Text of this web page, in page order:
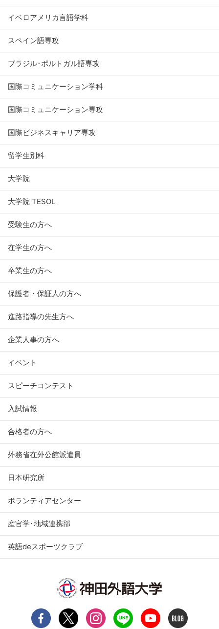
イベロアメリカ言語学科
スペイン語専攻
ブラジル･ポルトガル語専攻
国際コミュニケーション学科
国際コミュニケーション専攻
国際ビジネスキャリア専攻
留学生別科
大学院
大学院 TESOL
受験生の方へ
在学生の方へ
卒業生の方へ
保護者・保証人の方へ
進路指導の先生方へ
企業人事の方へ
イベント
スピーチコンテスト
入試情報
合格者の方へ
外務省在外公館派遣員
日本研究所
ボランティアセンター
産官学･地域連携部
英語deスポーツクラブ